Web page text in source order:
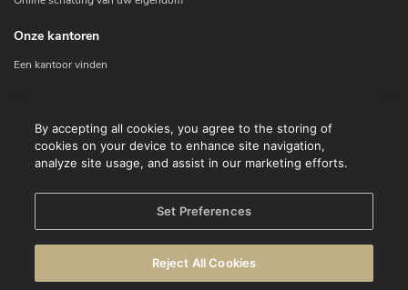
Onze kantoren
Een kantoor vinden
Contact
Facebook
By accepting all cookies, you agree to the storing of
cookies on your device to enhance site navigation,
analyze site usage, and assist in our marketing efforts.
Set Preferences
Reject All Cookies